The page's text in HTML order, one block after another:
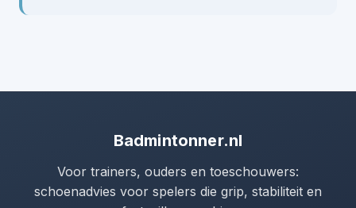
Badmintonner.nl
Voor trainers, ouders en toeschouwers:
schoenadvies voor spelers die grip, stabiliteit en